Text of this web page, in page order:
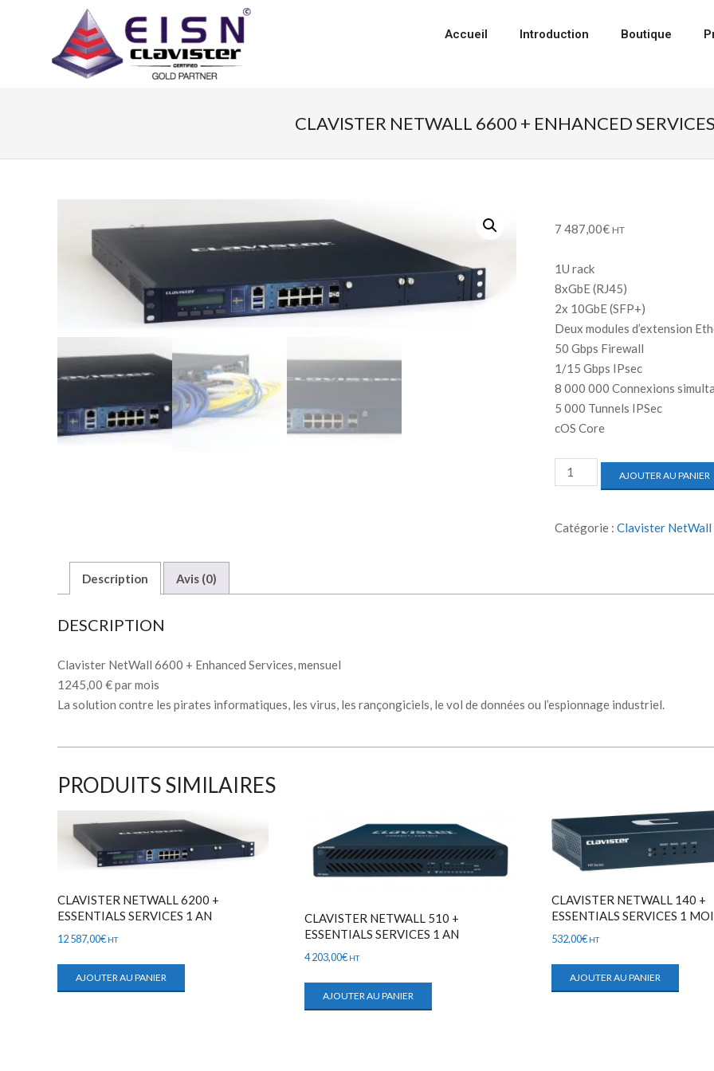
Accueil Introduction Boutique
CLAVISTER NETWALL 6600 + ENHANCED
7 487,00€ HT
1U rack
8xGbE (RJ45)
2x 10GbE (SFP+)
Deux modules d’extension
50 Gbps Firewall
1/15 Gbps IPsec
8 000 000 Connexions
5 000 Tunnels IPSec
cOS Core
AJOUTER AU PANIER
Catégorie : Clavister NetWall
Description Avis (0)
DESCRIPTION
Clavister NetWall 6600 + Enhanced Services, mensuel
1245,00 € par mois
La solution contre les pirates informatiques, les virus, les rançongiciels, le vol de données ou l’espionnage industriel.
PRODUITS SIMILAIRES
CLAVISTER NETWALL 6200 +
ESSENTIALS SERVICES 1 AN
12 587,00€ HT
AJOUTER AU PANIER
CLAVISTER NETWALL 510 +
ESSENTIALS SERVICES 1 AN
4 203,00€ HT
AJOUTER AU PANIER
CLAVISTER NETWALL 140 +
ESSENTIALS SERVICES 1
532,00€ HT
AJOUTER AU PANIER